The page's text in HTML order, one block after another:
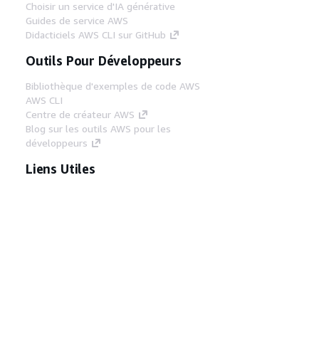
Choisir un service d'IA générative
Guides de service AWS
Didacticiels AWS CLI sur GitHub
Outils Pour Développeurs
Bibliothèque d'exemples de code AWS
AWS CLI
Centre de créateur AWS
Blog sur les outils AWS pour les
développeurs
Liens Utiles